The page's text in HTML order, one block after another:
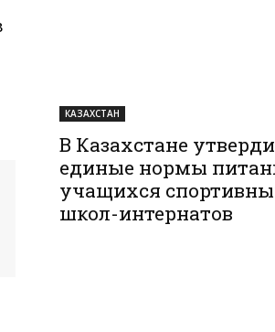
КАЗАХСТАН
В Казахстане
единые нормы
учащихся
школ-интернатов